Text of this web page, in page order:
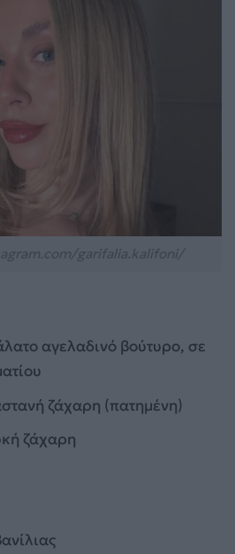
αγελαδινό βούτυρο, σε
ζάχαρη (πατημένη)
ζάχαρη